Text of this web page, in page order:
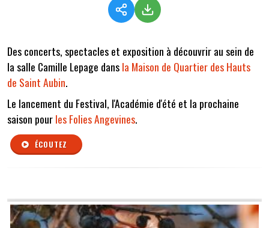
Des concerts, spectacles et exposition à découvrir au sein de
la salle Camille Lepage dansla Maison de Quartier des Hauts
de Saint Aubin.
Le lancement du Festival, l'Académie d'été et la prochaine
saison pourles Folies Angevines.
ÉCOUTEZ